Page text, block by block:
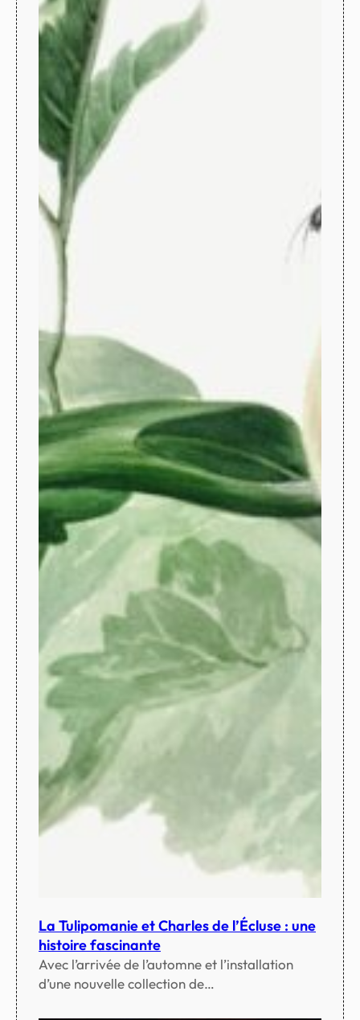
La Tulipomanie et Charles de l’Écluse : une
histoire fascinante
Avec l’arrivée de l’automne et l’installation
d’une nouvelle collection de…